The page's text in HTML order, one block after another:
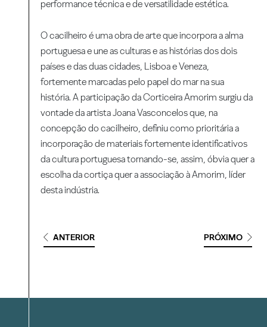
performance técnica e de versatilidade estética.
O cacilheiro é uma obra de arte que incorpora a alma
portuguesa e une as culturas e as histórias dos dois
países e das duas cidades, Lisboa e Veneza,
fortemente marcadas pelo papel do mar na sua
história. A participação da Corticeira Amorim surgiu da
vontade da artista Joana Vasconcelos que, na
concepção do cacilheiro, definiu como prioritária a
incorporação de materiais fortemente identificativos
da cultura portuguesa tornando-se, assim, óbvia quer a
escolha da cortiça quer a associação à Amorim, líder
desta indústria.
ANTERIOR PRÓXIMO